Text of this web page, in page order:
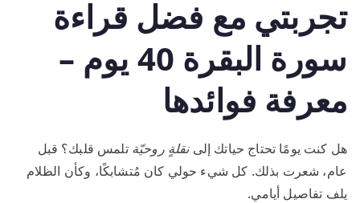
تجربتي مع فضل قراءة
سورة البقرة 40 يوم –
معرفة فوائدها
هل كنت يومًا تحتاج حياتك إلىنقلةٍ روحيّة تلمس قلبك؟ قبل
عام، شعرت بذلك. كل شيء حولي كان مُتشابكًا، وكأن الظلام
يلف تفاصيل أيامي.